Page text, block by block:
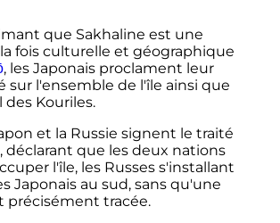
que Sakhaline est une
fois culturelle et géographique
, les Japonais proclament leur
sur l'ensemble de l'île ainsi que
des Kouriles.
et la Russie signent le traité
déclarant que les deux nations
l'île, les Russes s'installant
Japonais au sud, sans qu'une
précisément tracée.